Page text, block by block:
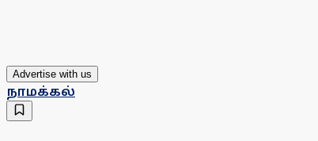
Advertise with us
நாமக்கல்